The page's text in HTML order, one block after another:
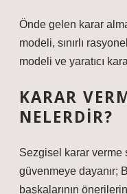
Önde gelen karar
modeli, sınırlı
modeli ve yaratıcı
KARAR
NELERDIR?
Sezgisel karar verme
güvenmeye dayanır;
başkalarının